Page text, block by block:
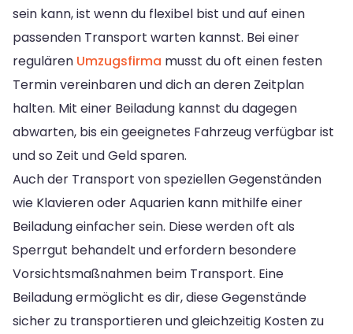
sein kann, ist wenn du flexibel bist und auf einen
passenden Transport warten kannst. Bei einer
regulären Umzugsfirma musst du oft einen festen
Termin vereinbaren und dich an deren Zeitplan
halten. Mit einer Beiladung kannst du dagegen
abwarten, bis ein geeignetes Fahrzeug verfügbar ist
und so Zeit und Geld sparen.
Auch der Transport von speziellen Gegenständen
wie Klavieren oder Aquarien kann mithilfe einer
Beiladung einfacher sein. Diese werden oft als
Sperrgut behandelt und erfordern besondere
Vorsichtsmaßnahmen beim Transport. Eine
Beiladung ermöglicht es dir, diese Gegenstände
sicher zu transportieren und gleichzeitig Kosten zu